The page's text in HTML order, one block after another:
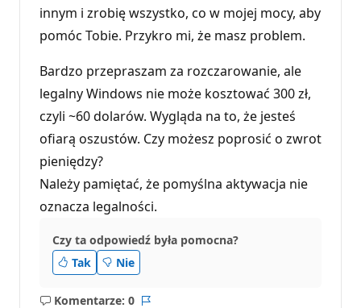
innym i zrobię wszystko, co w mojej mocy, aby
pomóc Tobie. Przykro mi, że masz problem.
Bardzo przepraszam za rozczarowanie, ale
legalny Windows nie może kosztować 300 zł,
czyli ~60 dolarów. Wygląda na to, że jesteś
ofiarą oszustów. Czy możesz poprosić o zwrot
pieniędzy?
Należy pamiętać, że pomyślna aktywacja nie
oznacza legalności.
Czy ta odpowiedź była pomocna?
Tak
Nie
Komentarze: 0